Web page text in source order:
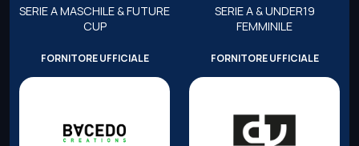
SERIE A MASCHILE & FUTURE
CUP
SERIE A & UNDER19
FEMMINILE
FORNITORE UFFICIALE FORNITORE UFFICIALE